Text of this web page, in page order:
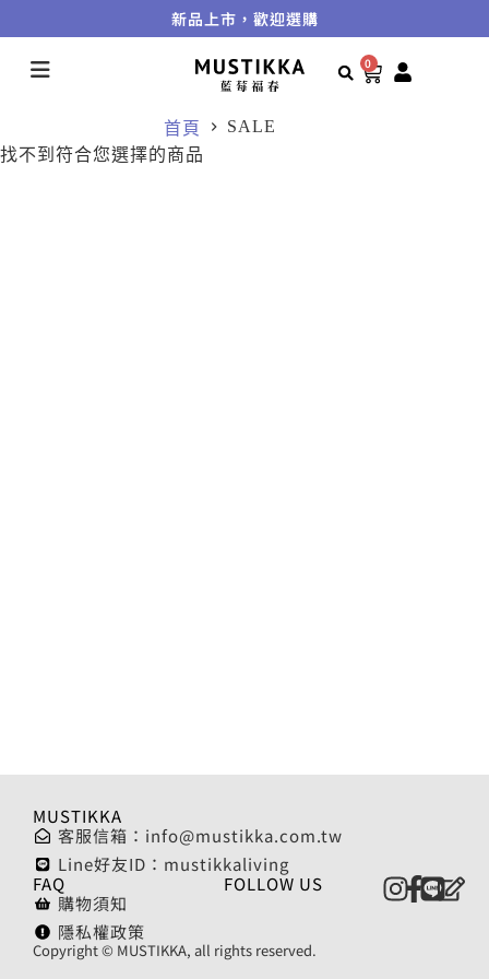
新品上市，歡迎選購
0
首頁
SALE
找不到符合您選擇的商品
MUSTIKKA
客服信箱： info@mustikka.com.tw
Line好友ID：mustikkaliving
FAQ
購物須知
隱私權政策
FOLLOW US
Copyright © MUSTIKKA, all rights reserved.